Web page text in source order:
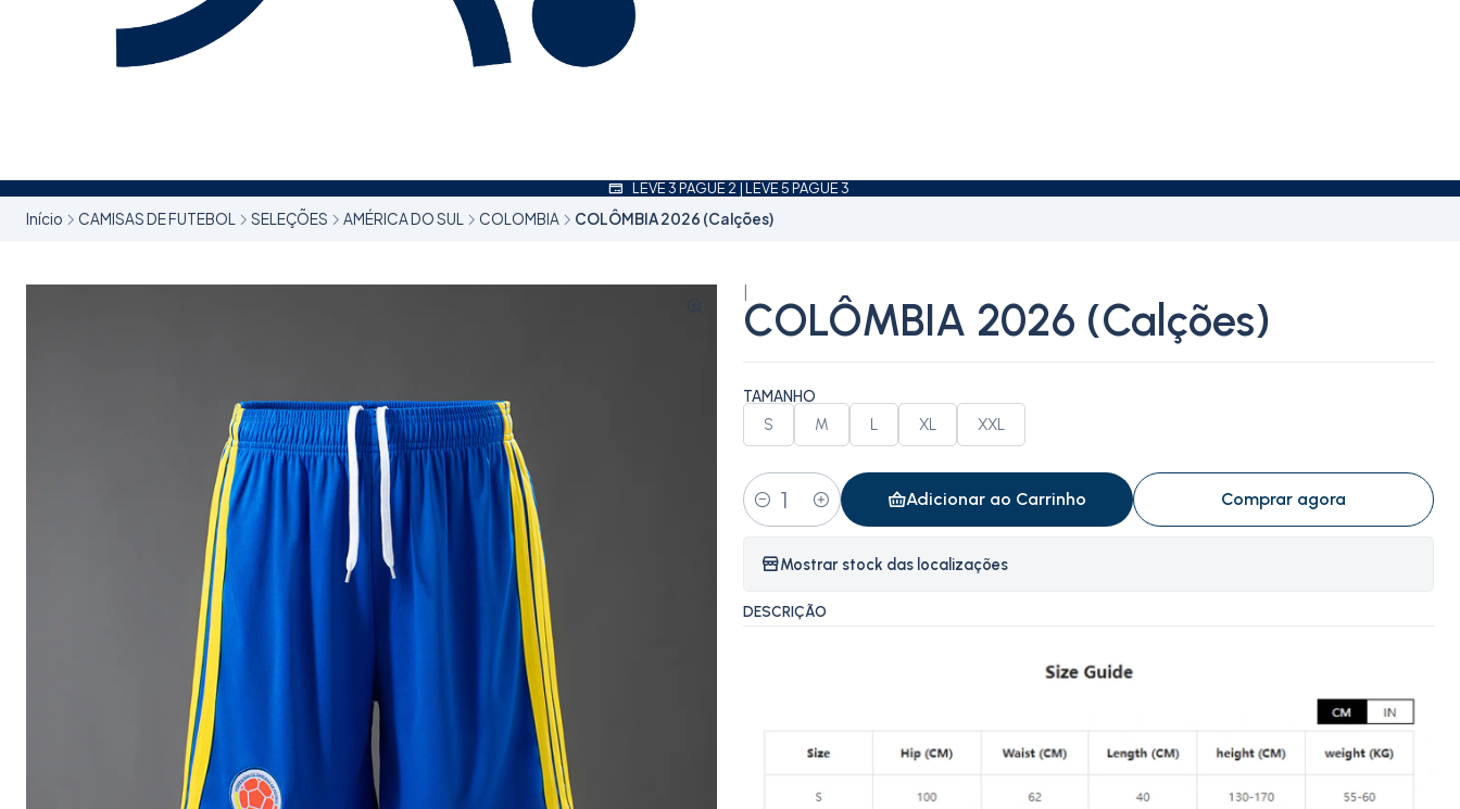
LEVE 3 PAGUE 2 | LEVE 5 PAGUE 3
Início CAMISAS DE FUTEBOL SELEÇÕES AMÉRICA DO SUL COLOMBIA COLÔMBIA 2026 (Calções)
COLÔMBIA 2026 (Calções)
TAMANHO
S M L XL XXL
Quantidade
Adicionar ao Carrinho Comprar agora
Mostrar stock das localizações
DESCRIÇÃO